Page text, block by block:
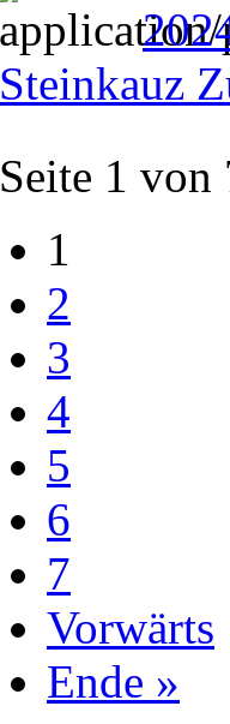
Steinkauz
Seite 1 von
1
2
3
4
5
6
7
Vorwärts
Ende »